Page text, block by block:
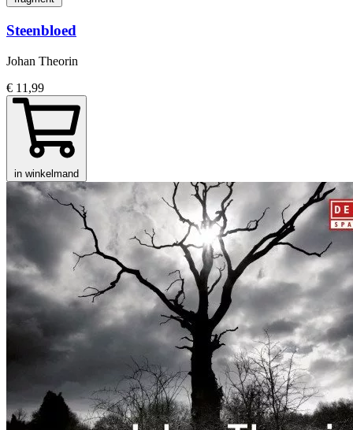
Steenbloed
Johan Theorin
€ 11,99
in winkelmand